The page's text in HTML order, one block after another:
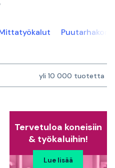
yli 10 000 tuotetta
Tervetuloa koneisiin
& työkaluihin!
Lue lisää